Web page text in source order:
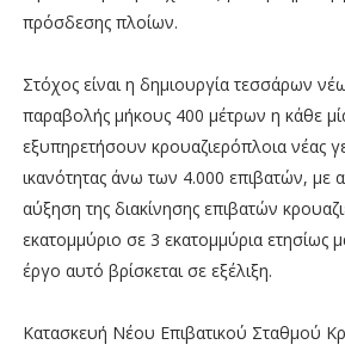
πρόσδεσης πλοίων.
Στόχος είναι η δημιουργία τεσσάρων
παραβολής μήκους 400 μέτρων η κάθε
εξυπηρετήσουν κρουαζιερόπλοια νέας
ικανότητας άνω των 4.000 επιβατών, με
αύξηση της διακίνησης επιβατών
εκατομμύριο σε 3 εκατομμύρια ετησίως
έργο αυτό βρίσκεται σε εξέλιξη.
Κατασκευή Νέου Επιβατικού Σταθμού